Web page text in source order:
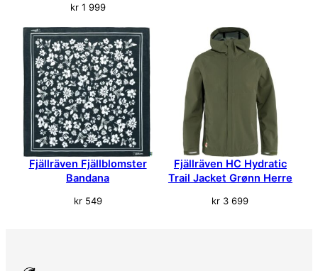
kr1 999
Fjällräven Fjällblomster
Bandana
kr549
Fjällräven HC Hydratic
Trail Jacket Grønn Herre
kr 3 699